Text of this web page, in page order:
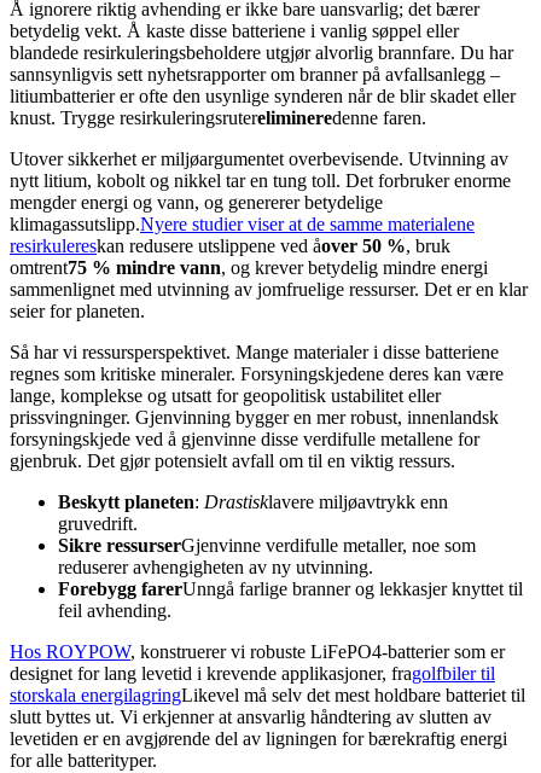
Å ignorere riktig avhending er ikke bare uansvarlig; det bærer
betydelig vekt. Å kaste disse batteriene i vanlig søppel eller
blandede resirkuleringsbeholdere utgjør alvorlig brannfare. Du har
sannsynligvis sett nyhetsrapporter om branner på avfallsanlegg –
litiumbatterier er ofte den usynlige synderen når de blir skadet eller
knust. Trygge resirkuleringsruterelimineredenne faren.
Utover sikkerhet er miljøargumentet overbevisende. Utvinning av
nytt litium, kobolt og nikkel tar en tung toll. Det forbruker enorme
mengder energi og vann, og genererer betydelige
klimagassutslipp.Nyere studier viser at de samme materialene
resirkulereskan redusere utslippene ved åover 50 %, bruk
omtrent75 % mindre vann, og krever betydelig mindre energi
sammenlignet med utvinning av jomfruelige ressurser. Det er en klar
seier for planeten.
Så har vi ressursperspektivet. Mange materialer i disse batteriene
regnes som kritiske mineraler. Forsyningskjedene deres kan være
lange, komplekse og utsatt for geopolitisk ustabilitet eller
prissvingninger. Gjenvinning bygger en mer robust, innenlandsk
forsyningskjede ved å gjenvinne disse verdifulle metallene for
gjenbruk. Det gjør potensielt avfall om til en viktig ressurs.
Beskytt planeten: Drastisklavere miljøavtrykk enn
gruvedrift.
Sikre ressurserGjenvinne verdifulle metaller, noe som
reduserer avhengigheten av ny utvinning.
Forebygg farerUnngå farlige branner og lekkasjer knyttet til
feil avhending.
Hos ROYPOW, konstruerer vi robuste LiFePO4-batterier som er
designet for lang levetid i krevende applikasjoner, fragolfbiler til
storskala energilagringLikevel må selv det mest holdbare batteriet til
slutt byttes ut. Vi erkjenner at ansvarlig håndtering av slutten av
levetiden er en avgjørende del av ligningen for bærekraftig energi
for alle batterityper.